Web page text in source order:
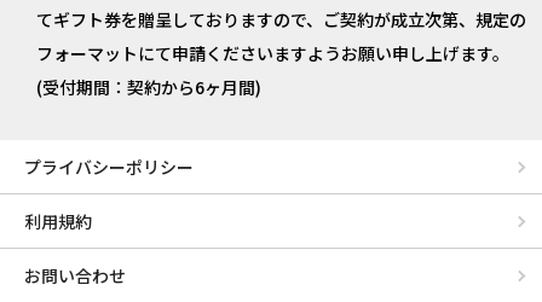
てギフト券を贈呈しておりますので、ご契約が成立次第、規定の
フォーマットにて申請くださいますようお願い申し上げます。
(受付期間：契約から6ヶ月間)
プライバシーポリシー
利用規約
お問い合わせ